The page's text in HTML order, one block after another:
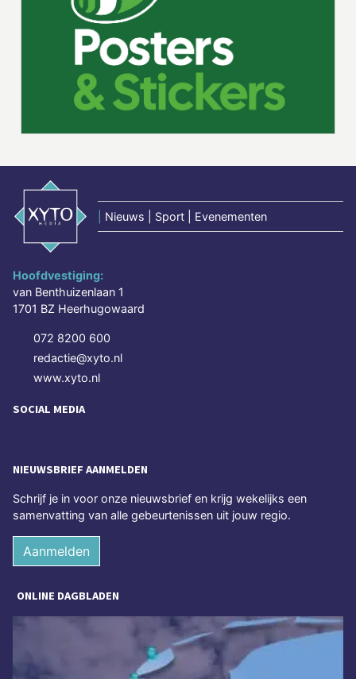
Nieuws | Sport | Evenementen
Hoofdvestiging:
van Benthuizenlaan 1
1701 BZ Heerhugowaard
072 8200 600
redactie@xyto.nl
www.xyto.nl
SOCIAL MEDIA
NIEUWSBRIEF AANMELDEN
Schrijf je in voor onze nieuwsbrief en krijg wekelijks een
samenvatting van alle gebeurtenissen uit jouw regio.
Aanmelden
ONLINE DAGBLADEN